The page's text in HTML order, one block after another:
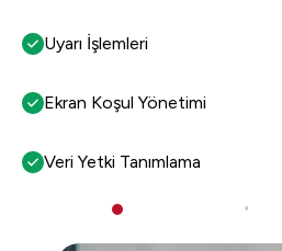
Uyarı İşlemleri
Ekran Koşul Yönetimi
Veri Yetki Tanımlama